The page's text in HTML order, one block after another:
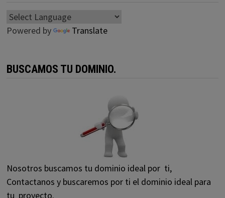
Powered by Translate
BUSCAMOS TU DOMINIO.
Nosotros buscamos tu dominio ideal por ti,
Contactanos y buscaremos por ti el dominio ideal para
tu proyecto.